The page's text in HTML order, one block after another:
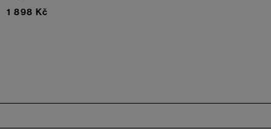
1 898 Kč